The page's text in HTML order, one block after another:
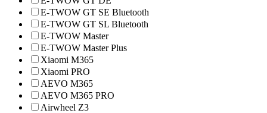
E-TWOW GT SE Bluetooth
E-TWOW GT SL Bluetooth
E-TWOW Master
E-TWOW Master Plus
Xiaomi M365
Xiaomi PRO
AEVO M365
AEVO M365 PRO
Airwheel Z3